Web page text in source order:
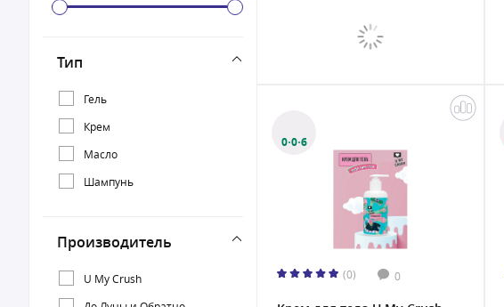
Тип
Гель
Крем
Масло
Шампунь
Производитель
U My Crush
0·0·6
(0) 0